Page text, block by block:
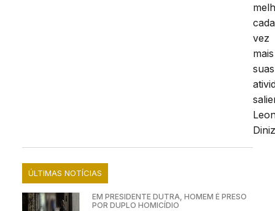
cada
vez
mais
suas
ÚLTIMAS NOTÍCIAS
EM PRESIDENTE DUTRA, HOMEM É PRESO
POR DUPLO HOMICÍDIO